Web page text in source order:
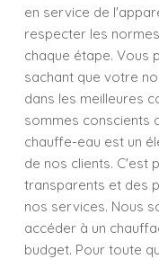
en service de
respecter les
chaque étape. Vous
sachant que votre
dans les meilleures
sommes conscients
chauffe-eau est un
de nos clients. C'est
transparents et des
nos services. Nous
accéder à un
budget. Pour toute